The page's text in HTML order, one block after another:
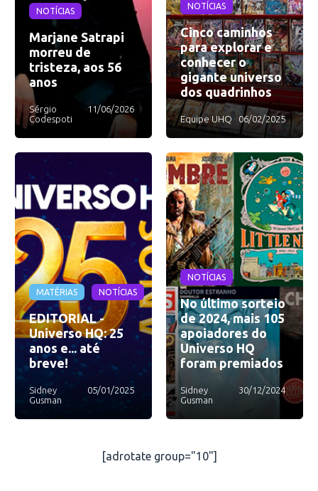
NOTÍCIAS
Marjane Satrapi
morreu de
tristeza, aos 56
anos
Sérgio
Codespoti
11/06/2026
NOTÍCIAS
Cinco caminhos
para explorar e
conhecer o
gigante universo
dos quadrinhos
Equipe UHQ 06/02/2025
MATÉRIAS NOTÍCIAS
EDITORIAL -
Universo HQ: 25
anos e... até
breve!
Sidney
Gusman
05/01/2025
NOTÍCIAS
No último sorteio
de 2024, mais 105
apoiadores do
Universo HQ
foram premiados
Sidney
Gusman
30/12/2024
[adrotate group="10"]